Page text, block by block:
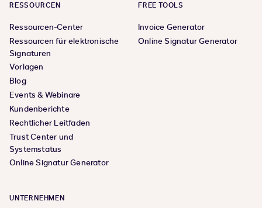
RESSOURCEN
Ressourcen-Center
Ressourcen für elektronische
Signaturen
Vorlagen
Blog
Events & Webinare
Kundenberichte
Rechtlicher Leitfaden
Trust Center und
Systemstatus
Online Signatur Generator
FREE TOOLS
Invoice Generator
Online Signatur Generator
UNTERNEHMEN